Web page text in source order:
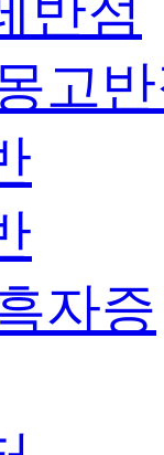
반점
고
자증